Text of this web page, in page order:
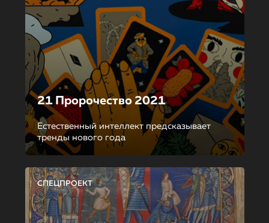
21 Пророчество 2021
Естественный интеллект предсказывает
тренды нового года
СПЕЦПРОЕКТ